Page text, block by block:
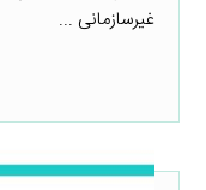
غیرسازمانی ...